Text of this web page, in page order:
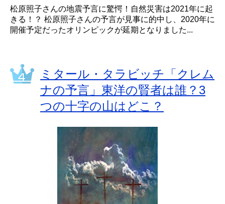
松原照子さんの地震予言に驚愕！自然災害は2021年に起
きる！？ 松原照子さんの予言が見事に的中し、2020年に
開催予定だったオリンピックが延期となりました...
ミタール・タラビッチ「クレム
ナの予言」東洋の賢者は誰？3
つの十字の山はどこ？